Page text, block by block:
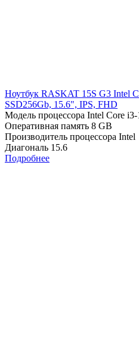
Ноутбук RASKAT 15S G3 Intel
SSD256Gb, 15.6", IPS, FHD
Модель процессора Intel Core
Оперативная память 8 GB
Производитель процессора Intel
Диагональ 15.6
Подробнее